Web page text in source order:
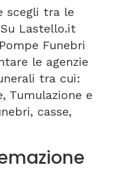
scegli tra le
Lastello.it
Funebri
le agenzie
tra cui:
Tumulazione e
casse,